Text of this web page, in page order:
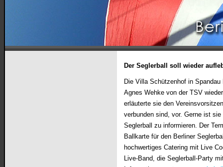
Der Seglerball soll wieder
Die Villa Schützenhof in
Agnes Wehke von der TSV
erläuterte sie den
verbunden sind, vor. Gerne ist
Seglerball zu informieren. Der
Ballkarte für den Berliner
hochwertiges Catering mit Live
Live-Band, die Seglerball-Party